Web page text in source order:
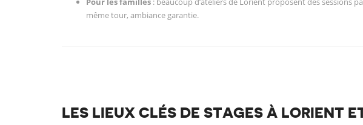
même tour, ambiance garantie.
LES LIEUX CLÉS DE STAGES À LORIENT